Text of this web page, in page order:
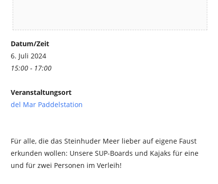
Datum/Zeit
6. Juli 2024
15:00 - 17:00
Veranstaltungsort
del Mar Paddelstation
Für alle, die das Steinhuder Meer lieber auf eigene Faust
erkunden wollen: Unsere SUP-Boards und Kajaks für eine
und für zwei Personen im Verleih!